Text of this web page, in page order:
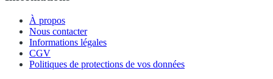
À propos
Nous contacter
Informations légales
CGV
Politiques de protections de vos données